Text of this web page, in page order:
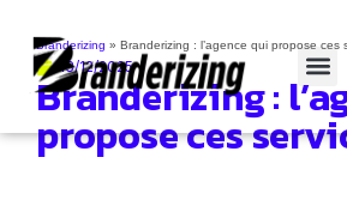
Branderizing » Branderizing : l’agence qui propose ces
13/12/2025
Branderizing :
propose ces